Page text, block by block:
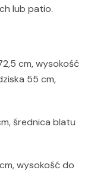
lub patio.
cm, wysokość
55 cm,
średnica blatu
wysokość do